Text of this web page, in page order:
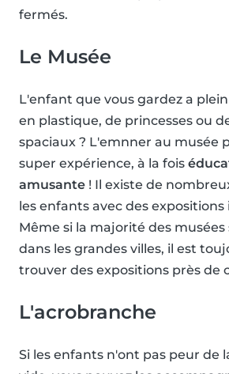
fermés.
Le Musée
L'enfant que vous gardez a
en plastique, de princesses ou
spaciaux ? L'emnner au musée
super expérience, à la fois
amusante ! Il existe de
les enfants avec des expositions
Même si la majorité des
dans les grandes villes, il est
trouver des expositions près de
L'acrobranche
Si les enfants n'ont pas peur de